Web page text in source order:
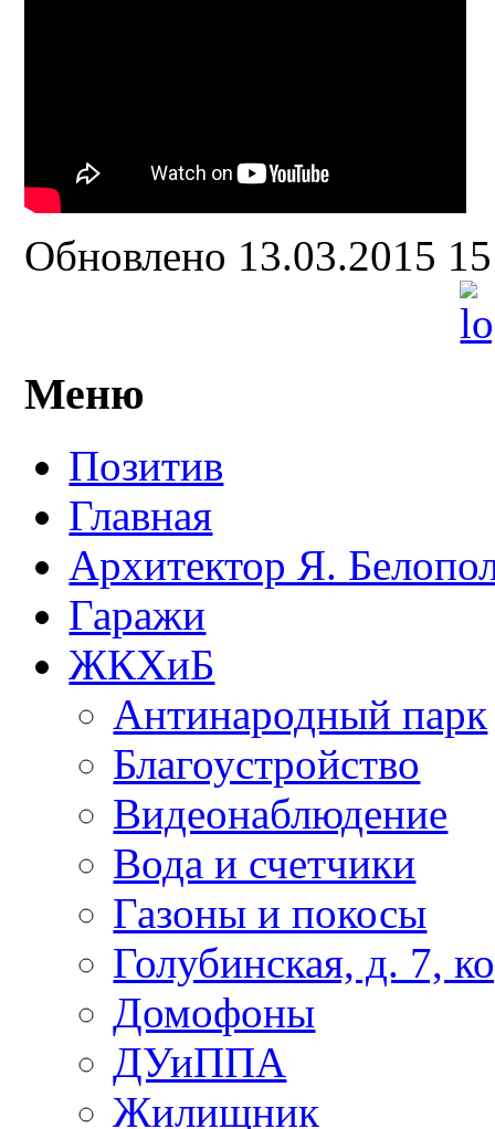
Обновлено 13.03.2015
Меню
Позитив
Главная
Архитектор Я.
Гаражи
ЖКХиБ
Антинародный парк
Благоустройство
Видеонаблюдение
Вода и счетчики
Газоны и покосы
Голубинская, д. 7,
Домофоны
ДУиППА
Жилищник